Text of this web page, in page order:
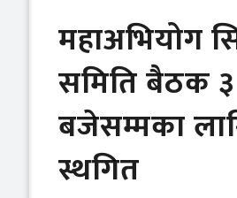
महाअभियोग
समिति बैठक ३
बजेसम्मका
स्थगित